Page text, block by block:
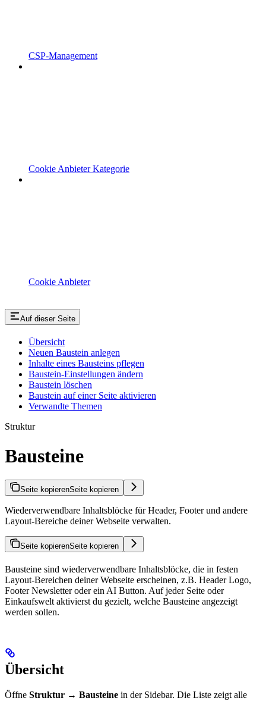
CSP-Management
Cookie Anbieter Kategorie
Cookie Anbieter
Auf dieser Seite
Übersicht
Neuen Baustein anlegen
Inhalte eines Bausteins pflegen
Baustein-Einstellungen ändern
Baustein löschen
Baustein auf einer Seite aktivieren
Verwandte Themen
Struktur
Bausteine
Seite kopierenSeite kopieren
Wiederverwendbare Inhaltsblöcke für Header, Footer und andere
Layout-Bereiche deiner Webseite verwalten.
Seite kopierenSeite kopieren
Bausteine sind wiederverwendbare Inhaltsblöcke, die in festen
Layout-Bereichen deiner Webseite erscheinen, z.B. Header Logo,
Footer Newsletter oder ein AI Button. Auf jeder Seite oder
Einkaufswelt aktivierst du gezielt, welche Bausteine angezeigt
werden sollen.
Übersicht
Öffne Struktur → Bausteine in der Sidebar. Die Liste zeigt alle